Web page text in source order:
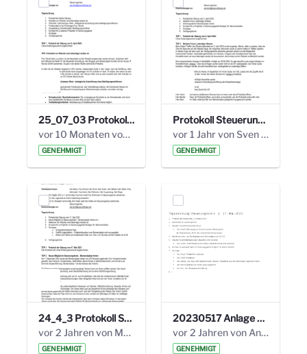
25_07_03 Protokoll Steuerungskreis.pdf
vor 10 Monaten von Alexander Orlowski
GENEHMIGT
Protokoll Steuerungskreis_06.02.2025 .pdf
vor 1 Jahr von Sven Hitzler
GENEHMIGT
24_4_3 Protokoll Steuerungskreis.pdf
vor 2 Jahren von Marcel Eckert
GENEHMIGT
20230517 Anlage 1_35. Steuerungskreis.pdf
vor 2 Jahren von Anni Schlumberger
GENEHMIGT